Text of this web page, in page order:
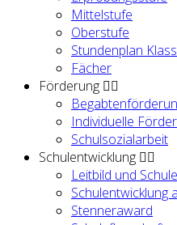
Mittelstufe
Oberstufe
Stundenplan
Fächer
Förderung
Individuelle
Schulsozialarbeit
Schulentwicklung
Leitbild und
Schulentwicklung
Stenneraward